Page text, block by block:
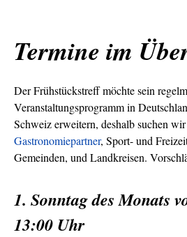
Termine im
Der Frühstückstreff möchte sein
Veranstaltungsprogramm in
Schweiz erweitern, deshalb suchen
Gastronomiepartner, Sport- und
Gemeinden, und Landkreisen.
1. Sonntag des Monats
13:00 Uhr